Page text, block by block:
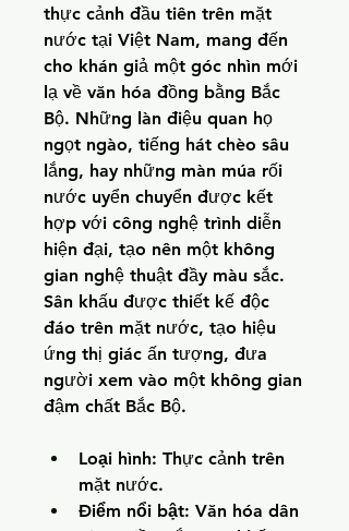
thực cảnh đầu tiên trên mặt
nước tại Việt Nam, mang đến
cho khán giả một góc nhìn mới
lạ về văn hóa đồng bằng Bắc
Bộ. Những làn điệu quan họ
ngọt ngào, tiếng hát chèo sâu
lắng, hay những màn múa rối
nước uyển chuyển được kết
hợp với công nghệ trình diễn
hiện đại, tạo nên một không
gian nghệ thuật đầy màu sắc.
Sân khấu được thiết kế độc
đáo trên mặt nước, tạo hiệu
ứng thị giác ấn tượng, đưa
người xem vào một không gian
đậm chất Bắc Bộ.
Loại hình: Thực cảnh trên
mặt nước.
Điểm nổi bật: Văn hóa dân